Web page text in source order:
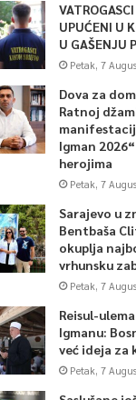
UPUĆENI U
U GAŠENJU
Petak, 7
Dova za
Ratnoj
Igman
herojima
Petak, 7
Sarajevo u
Bentbaša
okuplja
vrhunsku
Petak, 7
Reisul-
Igmanu:
već ideja za
Petak, 7